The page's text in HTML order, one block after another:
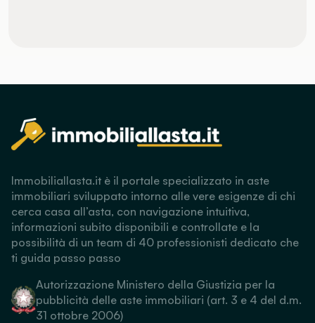
Immobiliallasta.it è il portale specializzato in aste
immobiliari sviluppato intorno alle vere esigenze di chi
cerca casa all’asta, con navigazione intuitiva,
informazioni subito disponibili e controllate e la
possibilità di un team di 40 professionisti dedicato che
ti guida passo passo
Autorizzazione Ministero della Giustizia per la
pubblicità delle aste immobiliari (art. 3 e 4 del d.m.
31 ottobre 2006)